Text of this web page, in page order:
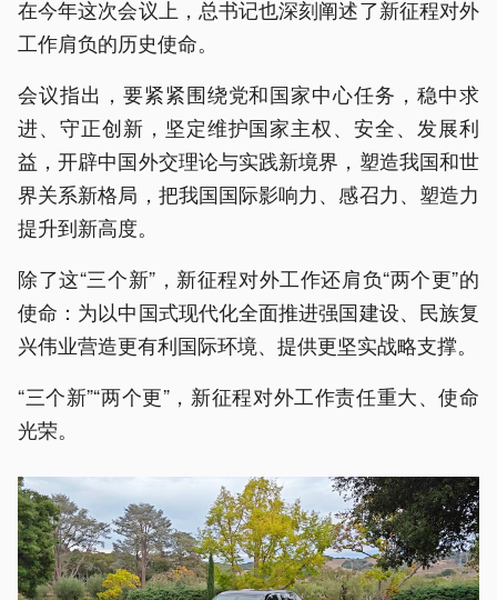
在今年这次会议上，总书记也深刻阐述了新征程对外
工作肩负的历史使命。
会议指出，要紧紧围绕党和国家中心任务，稳中求
进、守正创新，坚定维护国家主权、安全、发展利
益，开辟中国外交理论与实践新境界，塑造我国和世
界关系新格局，把我国国际影响力、感召力、塑造力
提升到新高度。
除了这“三个新”，新征程对外工作还肩负“两个更”的
使命：为以中国式现代化全面推进强国建设、民族复
兴伟业营造更有利国际环境、提供更坚实战略支撑。
“三个新”“两个更”，新征程对外工作责任重大、使命
光荣。